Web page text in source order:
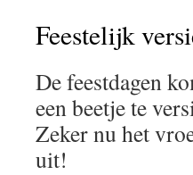
Feestelijk
De feestdagen
een beetje te
Zeker nu het
uit!